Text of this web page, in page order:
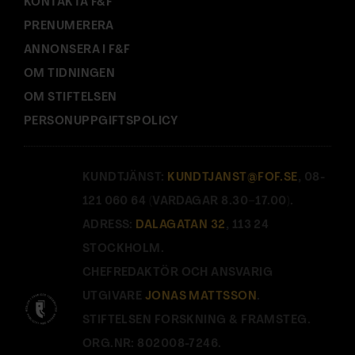
KONTAKTA F&F
PRENUMERERA
ANNONSERA I F&F
OM TIDNINGEN
OM STIFTELSEN
PERSONUPPGIFTSPOLICY
KUNDTJÄNST: KUNDTJANST@FOF.SE , 08-
121 060 64 (VARDAGAR 8.30–17.00).
ADRESS: DALAGATAN 32 , 113 24
STOCKHOLM.
CHEFREDAKTÖR OCH ANSVARIG
UTGIVARE JONAS MATTSSON.
STIFTELSEN FORSKNING & FRAMSTEG.
ORG.NR: 802008-7246.